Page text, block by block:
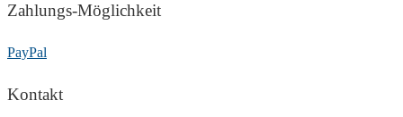
Zahlungs-Möglichkeit
PayPal
Kontakt